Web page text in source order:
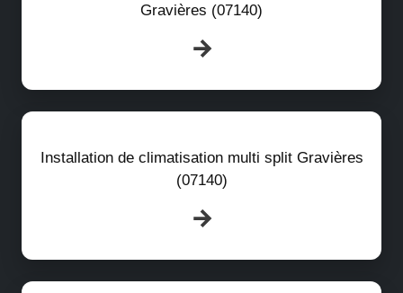
Gravières (07140)
Installation de climatisation multi split Gravières
(07140)